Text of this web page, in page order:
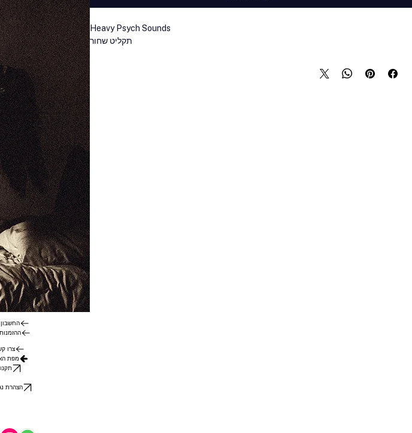
Heavy Psych Sounds
תקליט שחור
צרו
מפת
הצהרת